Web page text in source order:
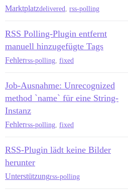
Marktplatzdelivered rss-polling
RSS Polling-Plugin entfernt
manuell hinzugefügte Tags
Fehlerrss-polling fixed
Job-Ausnahme: Unrecognized
method `name` für eine String-
Instanz
Fehlerrss-polling fixed
RSS-Plugin lädt keine Bilder
herunter
Unterstützungrss-polling